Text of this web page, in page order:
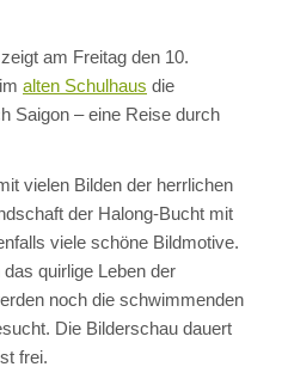
am Freitag den 10.
alten Schulhaus die
Saigon – eine Reise durch
vielen Bilden der herrlichen
der Halong-Bucht mit
viele schöne Bildmotive.
quirlige Leben der
noch die schwimmenden
Die Bilderschau dauert
frei.